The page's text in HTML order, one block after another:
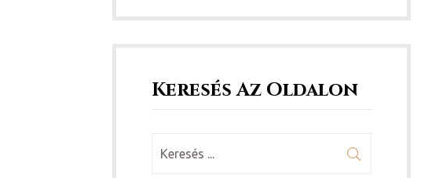
Keresés Az Oldalon